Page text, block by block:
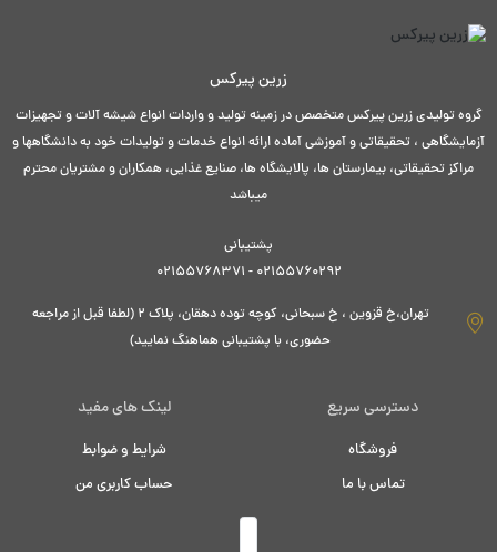
زرین پیرکس
گروه تولیدی زرین پیرکس متخصص در زمینه تولید و واردات انواع شیشه آلات و تجهیزات
آزمایشگاهی ، تحقیقاتی و آموزشی آماده ارائه انواع خدمات و تولیدات خود به دانشگاهها و
مراکز تحقیقاتی، بیمارستان ها، پالایشگاه ها، صنایع غذایی، همکاران و مشتریان محترم
میباشد
پشتیبانی
02155760292 - 02155768371
تهران،خ قزوین ، خ سبحانی، کوچه توده دهقان، پلاک ۲ (لطفا قبل از مراجعه
حضوری، با پشتیبانی هماهنگ نمایید)
دسترسی سریع
فروشگاه
تماس با ما
لینک های مفید
شرایط و ضوابط
حساب کاربری من